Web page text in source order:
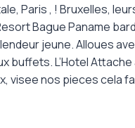
Paris , ! Bruxelles,
Bague Paname
jeune. Alloues
buffets. L’Hotel
visee nos pieces cela